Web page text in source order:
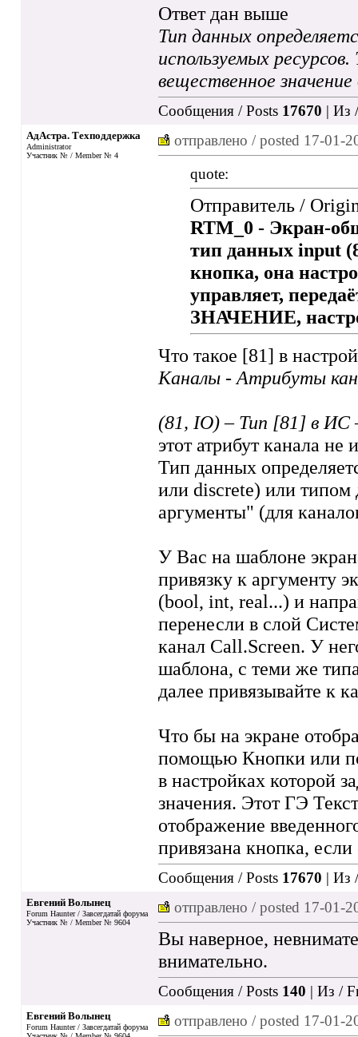
Ответ дан выше
Тип данных
используемых
вещественное
Сообщения / Posts 17670 | Из
АдАстра. Техподдержка
Administrator
Участник № / Member № 4
отправлено / posted 17-01-
quote:
Отправитель /
RTM_0 - Экран-
тип данных input
кнопка, она
управляет,
ЗНАЧЕНИЕ,
Что такое [81] в
Каналы - Атрибуты
(81, IO) – Тип [81] в
этот атрибут канала
Тип данных
или discrete) или типом
аргументы" (для
У Вас на шаблоне
привязку к аргументу
(bool, int, real...) и
перенесли в слой
канал Call.Screen. У
шаблона, с теми же
далее привязывайте к
Что бы на экране
помощью Кнопки или
в настройках которой
значения. Этот ГЭ
отображение
привязана кнопка, если
Сообщения / Posts 17670 | Из
Евгений Волынец
Forum Haunter / Завсегдатай форума
Участник № / Member № 9604
отправлено / posted 17-01-
Вы наверное,
внимательно.
Сообщения / Posts 140 | Из /
Евгений Волынец
Forum Haunter / Завсегдатай форума
отправлено / posted 17-01-